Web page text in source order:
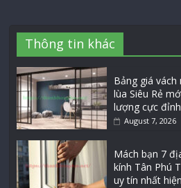
Thông tin khác
Bảng giá
lùa Siêu Rẻ
lượng cực đỉnh
August 7, 2026
Mách bạn 7
kính Tân Phú
uy tín nhất